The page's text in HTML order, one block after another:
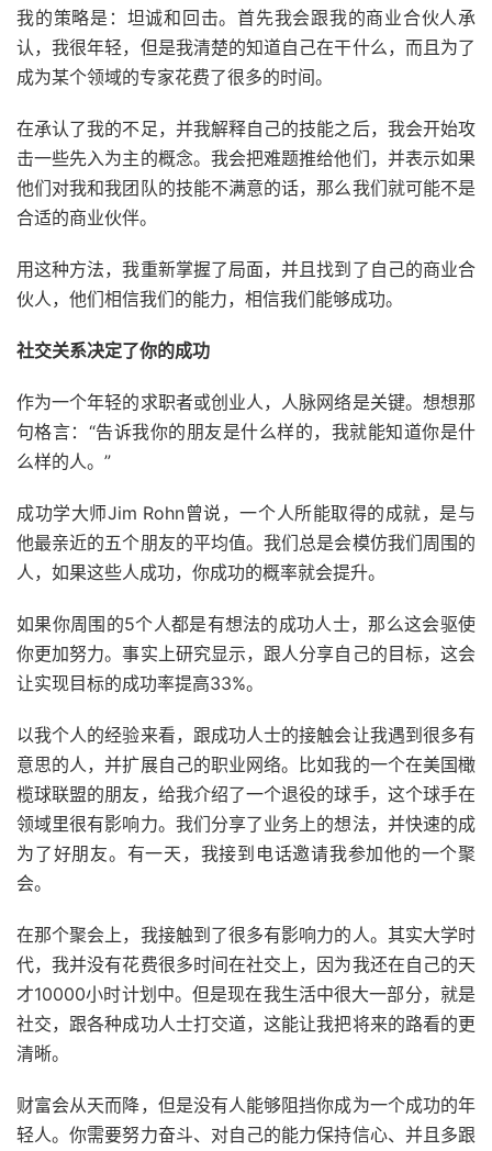
我的策略是：坦诚和回击。首先我会跟我的商业合伙人承
认，我很年轻，但是我清楚的知道自己在干什么，而且为了
成为某个领域的专家花费了很多的时间。
在承认了我的不足，并我解释自己的技能之后，我会开始攻
击一些先入为主的概念。我会把难题推给他们，并表示如果
他们对我和我团队的技能不满意的话，那么我们就可能不是
合适的商业伙伴。
用这种方法，我重新掌握了局面，并且找到了自己的商业合
伙人，他们相信我们的能力，相信我们能够成功。
社交关系决定了你的成功
作为一个年轻的求职者或创业人，人脉网络是关键。想想那
句格言：“告诉我你的朋友是什么样的，我就能知道你是什
么样的人。”
成功学大师Jim Rohn曾说，一个人所能取得的成就，是与
他最亲近的五个朋友的平均值。我们总是会模仿我们周围的
人，如果这些人成功，你成功的概率就会提升。
如果你周围的5个人都是有想法的成功人士，那么这会驱使
你更加努力。事实上研究显示，跟人分享自己的目标，这会
让实现目标的成功率提高33%。
以我个人的经验来看，跟成功人士的接触会让我遇到很多有
意思的人，并扩展自己的职业网络。比如我的一个在美国橄
榄球联盟的朋友，给我介绍了一个退役的球手，这个球手在
领域里很有影响力。我们分享了业务上的想法，并快速的成
为了好朋友。有一天，我接到电话邀请我参加他的一个聚
会。
在那个聚会上，我接触到了很多有影响力的人。其实大学时
代，我并没有花费很多时间在社交上，因为我还在自己的天
才10000小时计划中。但是现在我生活中很大一部分，就是
社交，跟各种成功人士打交道，这能让我把将来的路看的更
清晰。
财富会从天而降，但是没有人能够阻挡你成为一个成功的年
轻人。你需要努力奋斗、对自己的能力保持信心、并且多跟